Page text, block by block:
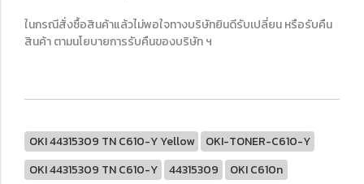
ในกรณีสั่งซื้อสินค้าแล้วไม่พอใจทางบริษัทยินดีรับเปลี่ยน หรือรับคืน
สินค้า ตามนโยบายการรับคืนของบริษัท ฯ
OKI 44315309 TN C610-Y Yellow
OKI-TONER-C610-Y
OKI 44315309 TN C610-Y
44315309 OKI C610n